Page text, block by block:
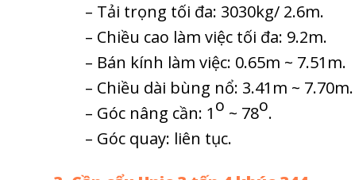
– Tải trọng tối đa: 3030kg/ 2.6m.
– Chiều cao làm việc tối đa: 9.2m.
– Bán kính làm việc: 0.65m ~ 7.51m.
– Chiều dài bùng nổ: 3.41m ~ 7.70m.
– Góc nâng cần: 1o ~ 78o.
– Góc quay: liên tục.